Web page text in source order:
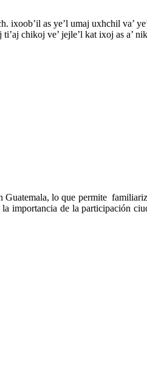
ixoob’il as ye’l umaj uxhchil va’
chikoj ve’ jejle’l kat ixoj as a’
lo que permite
importancia de la participación